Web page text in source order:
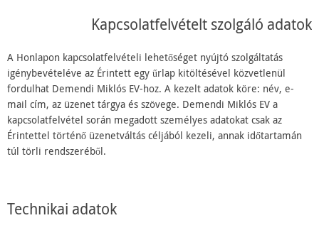
Kapcsolatfelvételt szolgáló adatok
A Honlapon kapcsolatfelvételi lehetőséget nyújtó szolgáltatás
igénybevételéve az Érintett egy űrlap kitöltésével közvetlenül
fordulhat Demendi Miklós EV-hoz. A kezelt adatok köre: név, e-
mail cím, az üzenet tárgya és szövege. Demendi Miklós EV a
kapcsolatfelvétel során megadott személyes adatokat csak az
Érintettel történő üzenetváltás céljából kezeli, annak időtartamán
túl törli rendszeréből.
Technikai adatok